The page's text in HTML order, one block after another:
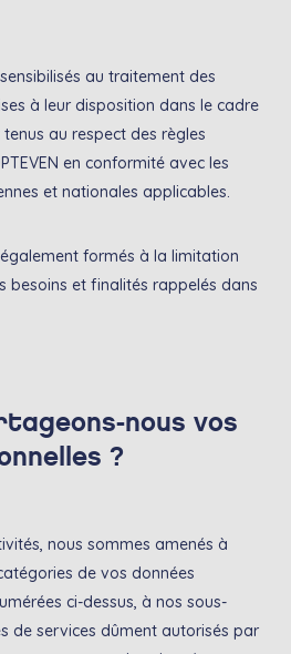
au traitement des
à leur disposition dans le cadre
au respect des règles
en conformité avec les
et nationales applicables.
formés à la limitation
besoins et finalités rappelés dans
nous vos
?
nous sommes amenés à
de vos données
ci-dessus, à nos sous-
de services dûment autorisés par